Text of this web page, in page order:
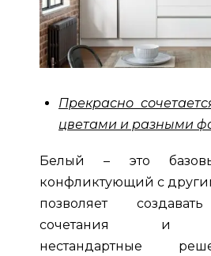
Прекрасно
цветами и разными
Белый – это
конфликтующий с
позволяет
сочетания и
нестандартные